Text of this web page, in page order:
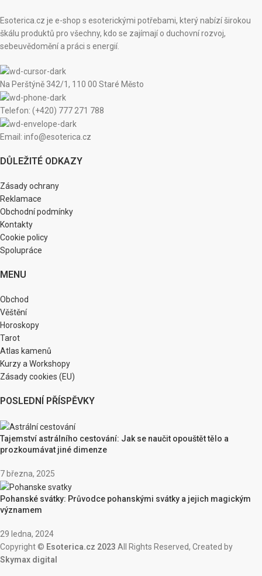
Esoterica.cz je e-shop s esoterickými potřebami, který nabízí širokou
škálu produktů pro všechny, kdo se zajímají o duchovní rozvoj,
sebeuvědomění a práci s energií.
Na Perštýně 342/1, 110 00 Staré Město
Telefon: (+420) 777 271 788
Email: info@esoterica.cz
DŮLEŽITÉ ODKAZY
Zásady ochrany
Reklamace
Obchodní podmínky
Kontakty
Cookie policy
Spolupráce
MENU
Obchod
Věštění
Horoskopy
Tarot
Atlas kamenů
Kurzy a Workshopy
Zásady cookies (EU)
POSLEDNÍ PŘÍSPĚVKY
Tajemství astrálního cestování: Jak se naučit opouštět tělo a
prozkoumávat jiné dimenze
7 března, 2025
Pohanské svátky: Průvodce pohanskými svátky a jejich magickým
významem
29 ledna, 2024
Copyright © Esoterica.cz 2023 All Rights Reserved, Created by
Skymax digital